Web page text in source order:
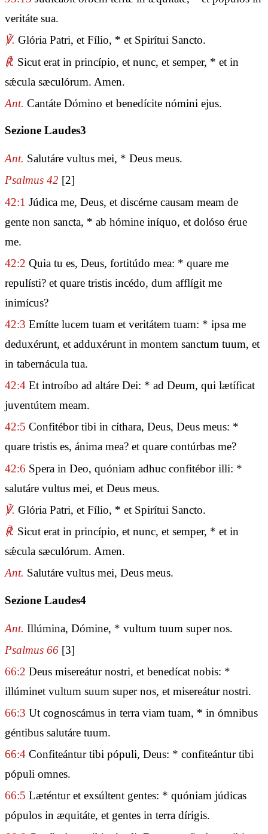
veritáte sua.
℣. Glória Patri, et Fílio, * et Spirítui Sancto.
℟. Sicut erat in princípio, et nunc, et semper, * et in
sǽcula sæculórum. Amen.
Ant. Cantáte Dómino et benedícite nómini ejus.
Sezione Laudes3
Ant. Salutáre vultus mei, * Deus meus.
Psalmus 42 [2]
42:1 Júdica me, Deus, et discérne causam meam de
gente non sancta, * ab hómine iníquo, et dolóso érue
me.
42:2 Quia tu es, Deus, fortitúdo mea: * quare me
repulísti? et quare tristis incédo, dum afflígit me
inimícus?
42:3 Emítte lucem tuam et veritátem tuam: * ipsa me
deduxérunt, et adduxérunt in montem sanctum tuum, et
in tabernácula tua.
42:4 Et introíbo ad altáre Dei: * ad Deum, qui lætíficat
juventútem meam.
42:5 Confitébor tibi in cíthara, Deus, Deus meus: *
quare tristis es, ánima mea? et quare contúrbas me?
42:6 Spera in Deo, quóniam adhuc confitébor illi: *
salutáre vultus mei, et Deus meus.
℣. Glória Patri, et Fílio, * et Spirítui Sancto.
℟. Sicut erat in princípio, et nunc, et semper, * et in
sǽcula sæculórum. Amen.
Ant. Salutáre vultus mei, Deus meus.
Sezione Laudes4
Ant. Illúmina, Dómine, * vultum tuum super nos.
Psalmus 66 [3]
66:2 Deus misereátur nostri, et benedícat nobis: *
illúminet vultum suum super nos, et misereátur nostri.
66:3 Ut cognoscámus in terra viam tuam, * in ómnibus
géntibus salutáre tuum.
66:4 Confiteántur tibi pópuli, Deus: * confiteántur tibi
pópuli omnes.
66:5 Læténtur et exsúltent gentes: * quóniam júdicas
pópulos in æquitáte, et gentes in terra dírigis.